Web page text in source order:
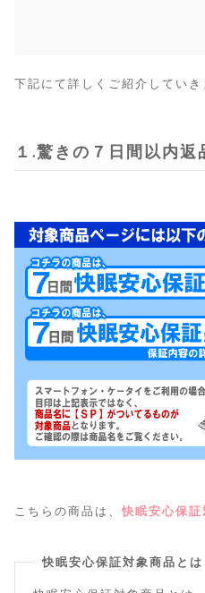
下記にて詳しくご紹介していき
１.驚きの７日間以内返
こちらの商品は、快眠安心保証
快眠安心保証対象商品とは